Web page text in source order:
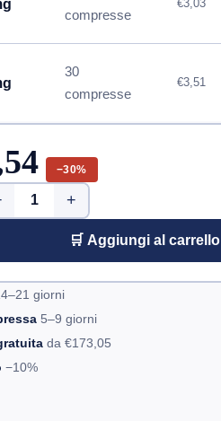
compresse
€3,03
30
compresse
€3,51
−30%
+
🛒 Aggiungi al carrello
giorni
5–9 giorni
da €173,05
−10%